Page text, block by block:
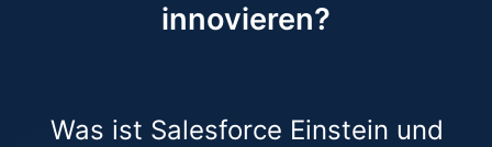
innovieren?
Was ist Salesforce Einstein und